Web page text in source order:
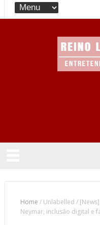
Home /Unlabelled /
Neymar, inclusão digital e